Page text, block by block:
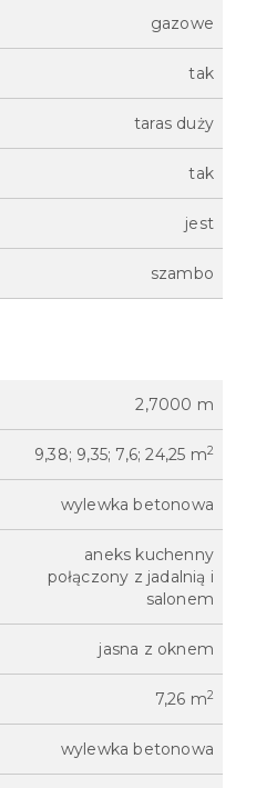
gazowe
tak
taras duży
tak
jest
szambo
2,7000 m
9,38; 9,35; 7,6; 24,25 m2
wylewka betonowa
aneks kuchenny
połączony z jadalnią i
salonem
jasna z oknem
7,26 m2
wylewka betonowa